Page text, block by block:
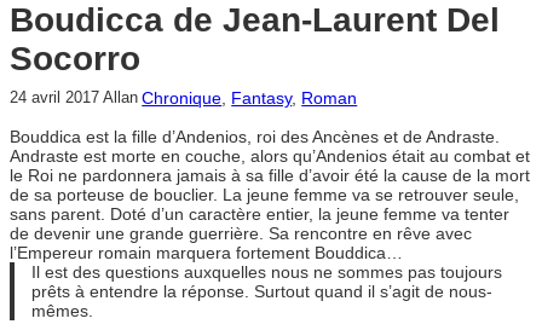
Boudicca de Jean-Laurent Del
Socorro
24 avril 2017 Allan Chronique Fantasy, Roman
Bouddica est la fille d’Andenios, roi des Ancènes et de Andraste.
Andraste est morte en couche, alors qu’Andenios était au combat et
le Roi ne pardonnera jamais à sa fille d’avoir été la cause de la mort
de sa porteuse de bouclier. La jeune femme va se retrouver seule,
sans parent. Doté d’un caractère entier, la jeune femme va tenter
de devenir une grande guerrière. Sa rencontre en rêve avec
l’Empereur romain marquera fortement Bouddica…
Il est des questions auxquelles nous ne sommes pas toujours
prêts à entendre la réponse. Surtout quand il s’agit de nous-
mêmes.